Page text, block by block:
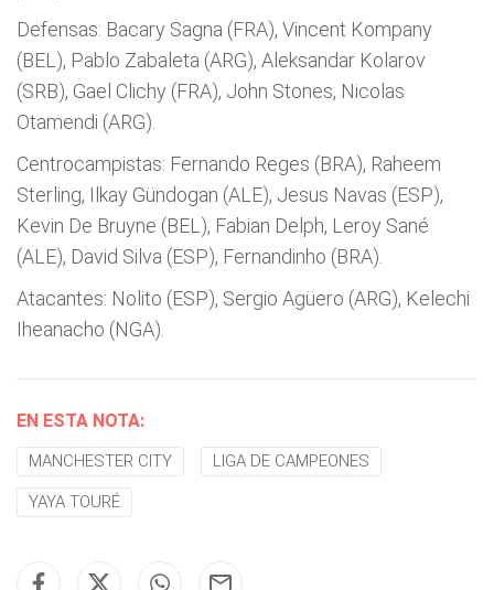
Defensas: Bacary Sagna (FRA), Vincent Kompany
(BEL), Pablo Zabaleta (ARG), Aleksandar Kolarov
(SRB), Gael Clichy (FRA), John Stones, Nicolas
Otamendi (ARG).
Centrocampistas: Fernando Reges (BRA), Raheem
Sterling, Ilkay Gündogan (ALE), Jesus Navas (ESP),
Kevin De Bruyne (BEL), Fabian Delph, Leroy Sané
(ALE), David Silva (ESP), Fernandinho (BRA).
Atacantes: Nolito (ESP), Sergio Agüero (ARG), Kelechi
Iheanacho (NGA).
EN ESTA NOTA:
MANCHESTER CITY LIGA DE CAMPEONES
YAYA TOURÉ